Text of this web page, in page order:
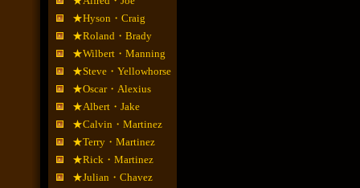
★Hyson・Craig
★Roland・Brady
★Wilbert・Manning
★Steve・Yellowhorse
★Oscar・Alexius
★Albert・Jake
★Calvin・Martinez
★Terry・Martinez
★Rick・Martinez
★Julian・Chavez